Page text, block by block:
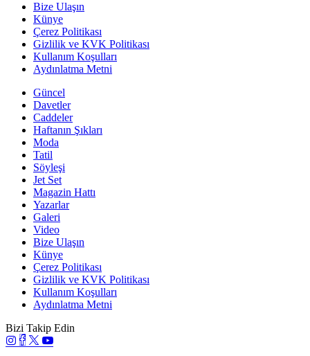
Bize Ulaşın
Künye
Çerez Politikası
Gizlilik ve KVK Politikası
Kullanım Koşulları
Aydınlatma Metni
Güncel
Davetler
Caddeler
Haftanın Şıkları
Moda
Tatil
Söyleşi
Jet Set
Magazin Hattı
Yazarlar
Galeri
Video
Bize Ulaşın
Künye
Çerez Politikası
Gizlilik ve KVK Politikası
Kullanım Koşulları
Aydınlatma Metni
Bizi Takip Edin